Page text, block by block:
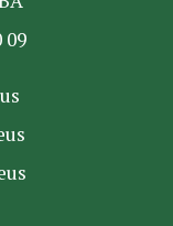
09